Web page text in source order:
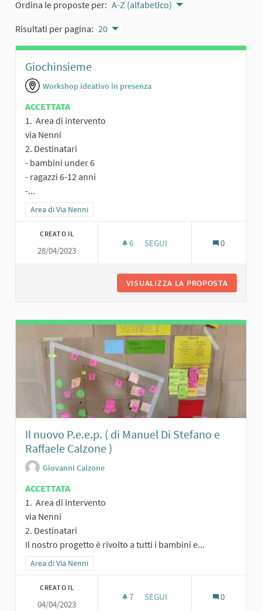
Ordina le proposte per: A-Z (alfabetico)
Risultati per pagina: 20
Giochinsieme
Workshop ideativo in presenza
ACCETTATA
1. Area di intervento
via Nenni
2. Destinatari
- bambini under 6
- ragazzi 6-12 anni
-...
Filtra i risultati per categoria: Area di Via Nenni
Area di Via Nenni
CREATO IL
28/04/2023
6 6 SOSTENITORI
SEGUI 0
VISUALIZZA LA PROPOSTA
Il nuovo P.e.e.p. ( di Manuel Di Stefano e
Raffaele Calzone )
Giovanni Calzone
ACCETTATA
1. Area di intervento
via Nenni
2. Destinatari
Il nostro progetto è rivolto a tutti i bambini e...
Filtra i risultati per categoria: Area di Via Nenni
Area di Via Nenni
CREATO IL
04/04/2023
7 7 SOSTENITORI
SEGUI 0